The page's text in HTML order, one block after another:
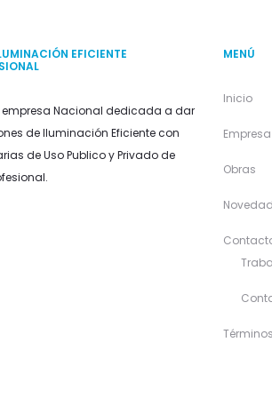
EFICIENTE
empresa Nacional dedicada a dar
de Iluminación Eficiente con
de Uso Publico y Privado de
MENÚ
Inicio
Empresa
Obras